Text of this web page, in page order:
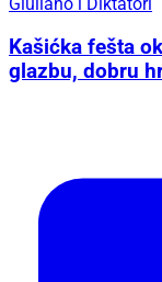
Giuliano i Diktatori
Kašićka fešta
glazbu, dobru